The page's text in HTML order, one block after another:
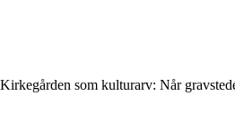
Kirkegården som kulturarv: Når